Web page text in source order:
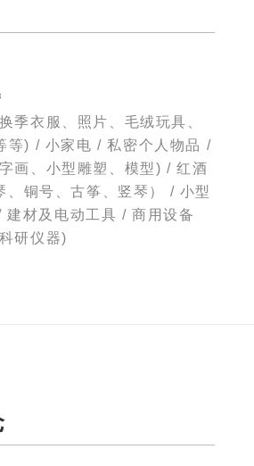
季衣服、照片、毛绒玩具、
等) / 小家电 / 私密个人物品 /
画、小型雕塑、模型) / 红酒
、铜号、古筝、竖琴） / 小型
建材及电动工具 / 商用设备
研仪器)